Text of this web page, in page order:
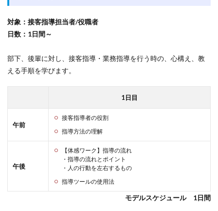
対象：接客指導担当者/役職者
日数：1日間～
部下、後輩に対し、接客指導・業務指導を行う時の、心構え、教
える手順を学びます。
1日目
午前
接客指導者の役割
指導方法の理解
午後
【体感ワーク】指導の流れ
・指導の流れとポイント
・人の行動を左右するもの
指導ツールの使用法
モデルスケジュール 1日間